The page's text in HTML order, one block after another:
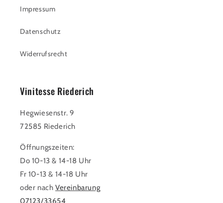
Impressum
Datenschutz
Widerrufsrecht
Vinitesse Riederich
Hegwiesenstr. 9
72585 Riederich
Öffnungszeiten:
Do 10-13 & 14-18 Uhr
Fr 10-13 & 14-18 Uhr
oder nach Vereinbarung
07123/33654